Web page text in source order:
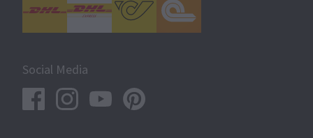
Social Media